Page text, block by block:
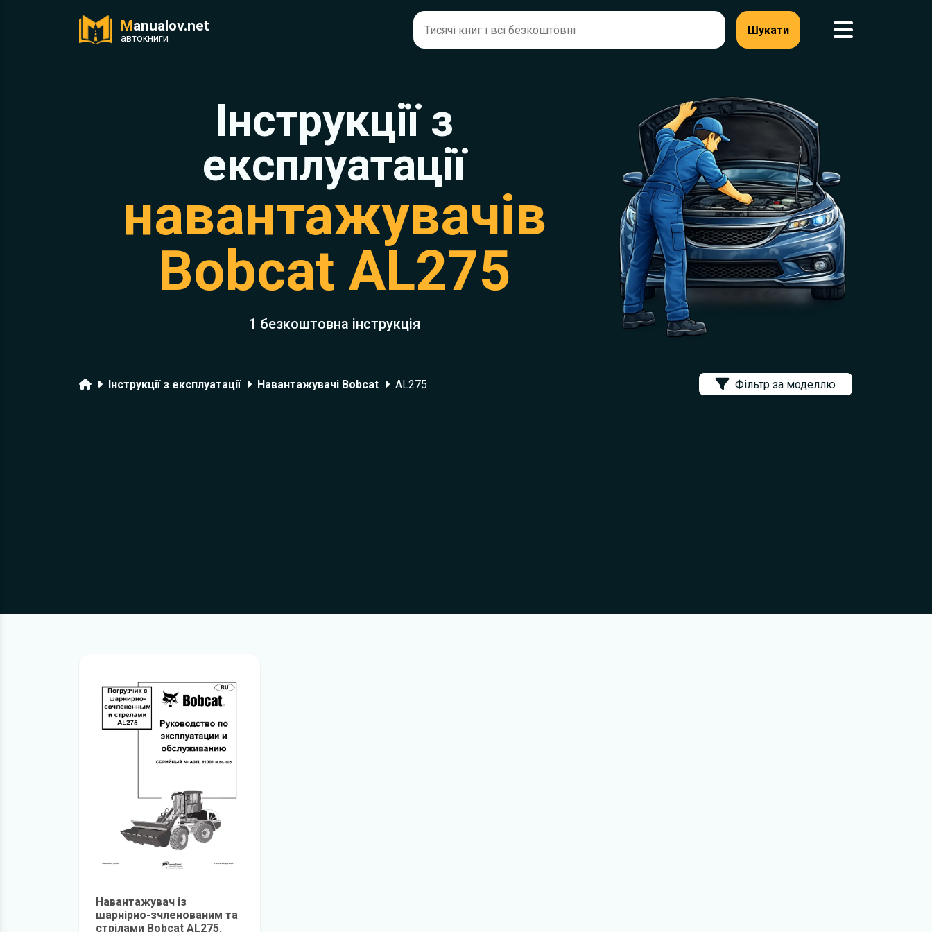
Manualov.net
автокниги
Шукати
Інструкції з
експлуатації
навантажувачів
Bobcat AL275
1 безкоштовна інструкція
ГоловнаІнструкції з експлуатації Навантажувачі Bobcat AL275 Фільтр за моделлю
Навантажувач із
шарнірно-зчленованим та
стрілами Bobcat AL275.